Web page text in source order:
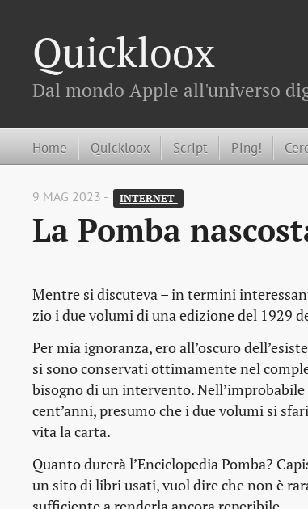
Quickloox
Dal mondo Apple all'universo
Home Quickloox Script Ping!
9 MAG 2023 - INTERNET
La Pomba
Mentre si discuteva – in termini
zio i due volumi di una edizione del 1929
Per mia ignoranza, ero all’oscuro
si sono conservati ottimamente nel
bisogno di un intervento.
cent’anni, presumo che i due volumi si
vita la carta.
Quanto durerà l’Enciclopedia Pomba?
un sito di libri usati, vuol dire che non è